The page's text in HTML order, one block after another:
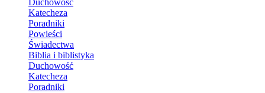
Duchowość
Katecheza
Poradniki
Powieści
Świadectwa
Biblia i biblistyka
Duchowość
Katecheza
Poradniki